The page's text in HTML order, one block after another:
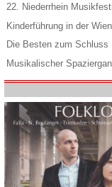
22. Niederrhein
Kinderführung in der
Die Besten zum Schluss
Musikalischer